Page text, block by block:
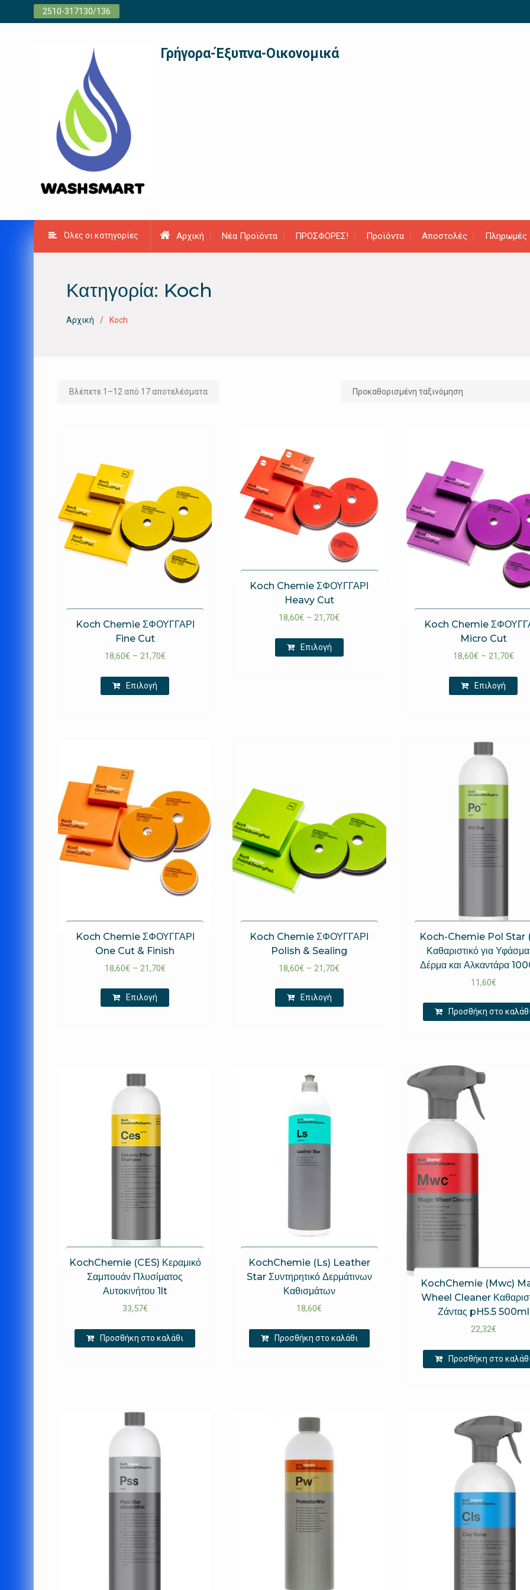
Προχωρήστε
2510-317130/136
Γρήγορα-Έξυπνα-Οικονομικά
Όλες οι κατηγορίες Αρχική Νέα Προϊόντα ΠΡΟΣΦΟΡΕΣ! Προϊόντα Αποστολές Πληρωμές
Κατηγορία: Koch
Αρχική Koch
Βλέπετε 1–12 από 17 αποτελέσματα
Koch Chemie ΣΦΟΥΓΓΑΡΙ
Fine Cut
18,60€– 21,70€
Επιλογή
Koch Chemie ΣΦΟΥΓΓΑΡΙ
Heavy Cut
18,60€ –21,70€
Επιλογή
Koch Chemie
Micro Cut
18,60€– 21,70€
Επιλογή
Koch Chemie ΣΦΟΥΓΓΑΡΙ
One Cut & Finish
18,60€– 21,70€
Επιλογή
Koch Chemie ΣΦΟΥΓΓΑΡΙ
Polish & Sealing
18,60€ –21,70€
Επιλογή
Koch-Chemie Pol Star
Καθαριστικό για
Δέρμα και Αλκαντάρα
11,60€
Προσθήκη στο
KochChemie (CES) Κεραμικό
Σαμπουάν Πλυσίματος
Αυτοκινήτου 1lt
33,57€
Προσθήκη στο καλάθι
KochChemie (Ls) Leather
Star Συντηρητικό Δερμάτινων
Καθισμάτων
18,60€
Προσθήκη στο καλάθι
KochChemie (Mwc)
Wheel Cleaner
Ζάντας pH5.5 500ml
22,32€
Προσθήκη στο